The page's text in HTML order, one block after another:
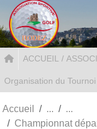
ACCUEIL /
Organisation du Tournoi
Accueil
Championnat
Panneau de gestion